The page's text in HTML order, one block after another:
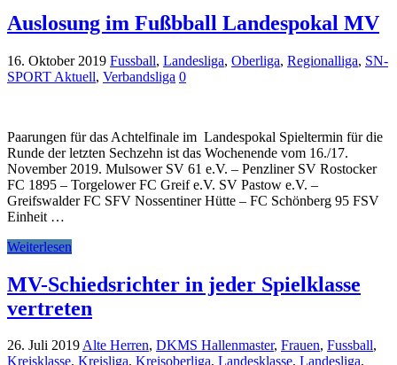
Auslosung im Fußbball Landespokal MV
16. Oktober 2019 Fussball, Landesliga, Oberliga, Regionalliga, SN-
SPORT Aktuell, Verbandsliga 0
Paarungen für das Achtelfinale im Landespokal Spieltermin für die
Runde der letzten Sechzehn ist das Wochenende vom 16./17.
November 2019. Mulsower SV 61 e.V. – Penzliner SV Rostocker
FC 1895 – Torgelower FC Greif e.V. SV Pastow e.V. –
Greifswalder FC SFV Nossentiner Hütte – FC Schönberg 95 FSV
Einheit …
Weiterlesen
MV-Schiedsrichter in jeder Spielklasse
vertreten
26. Juli 2019Alte Herren, DKMS Hallenmaster, Frauen, Fussball,
Kreisklasse, Kreisliga, Kreisoberliga, Landesklasse, Landesliga,